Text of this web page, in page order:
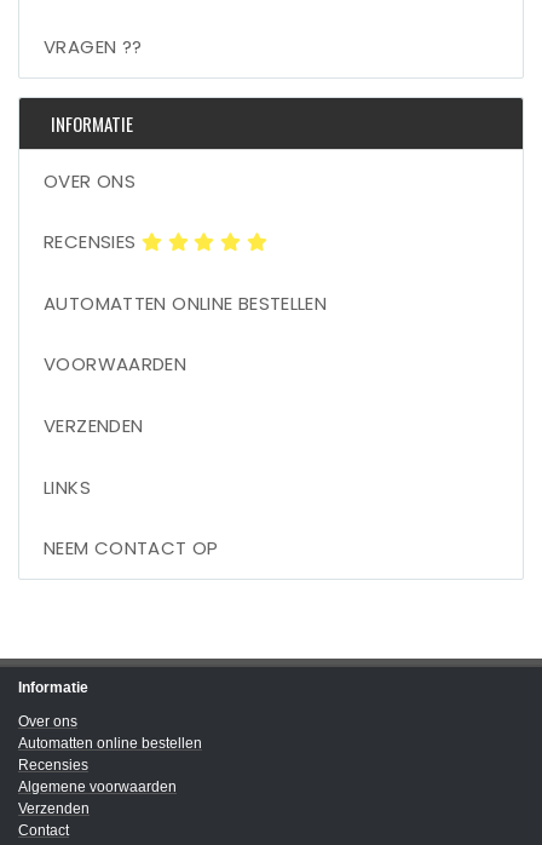
VRAGEN ??
INFORMATIE
OVER ONS
RECENSIES
AUTOMATTEN ONLINE BESTELLEN
VOORWAARDEN
VERZENDEN
LINKS
NEEM CONTACT OP
Informatie
Over ons
Automatten online bestellen
Recensies
Algemene voorwaarden
Verzenden
Contact